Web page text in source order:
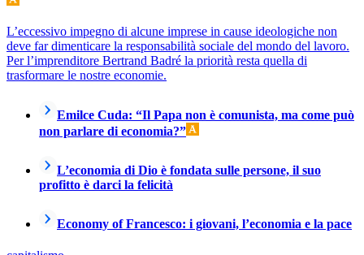
L’eccessivo impegno di alcune imprese in cause ideologiche non
deve far dimenticare la responsabilità sociale del mondo del lavoro.
Per l’imprenditore Bertrand Badré la priorità resta quella di
trasformare le nostre economie.
Emilce Cuda: “Il Papa non è comunista, ma come può
non parlare di economia?”
L’economia di Dio è fondata sulle persone, il suo
profitto è darci la felicità
Economy of Francesco: i giovani, l’economia e la pace